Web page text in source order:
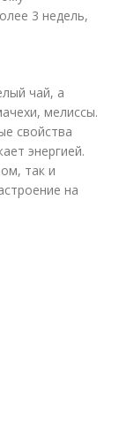
3 недель,
чай, а
мелиссы.
свойства
энергией.
так и
на